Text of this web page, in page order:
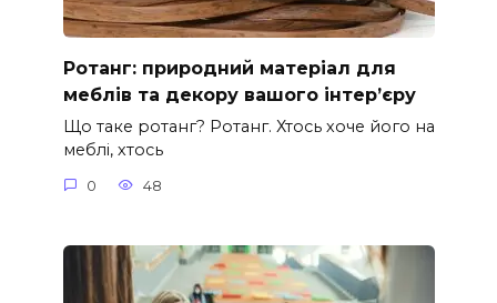
Ротанг: природний матеріал для
меблів та декору вашого інтер’єру
Що таке ротанг? Ротанг. Хтось хоче його на
меблі, хтось
0 48